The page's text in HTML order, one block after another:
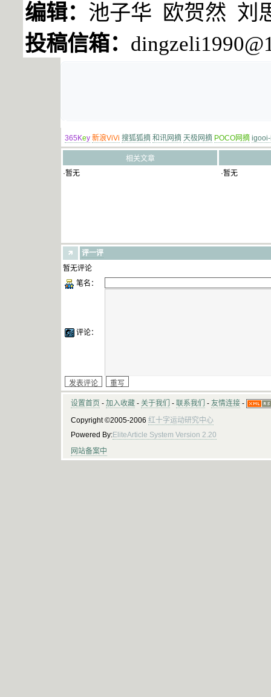
编辑： 池子华 欧贺然 刘
投稿信箱：
365Key 新浪ViVi 搜狐狐摘 和讯网摘 天极网摘 POCO网摘
相关文章
·暂无
·暂无
评一评
暂无评论
笔名：
评论：
设置首页 - 加入收藏 - 关于我们 - 联系我们 - 友情连接 -
Copyright ©2005-2006 红十字运动研究中心
Powered By:EliteArticle System Version 2.20
网站备案中